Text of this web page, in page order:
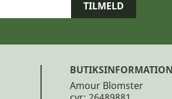
BUTIKSINFORMATION
Amour Blomster